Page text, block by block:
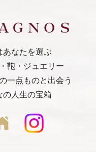
あなたを選ぶ
鞄・ジュエリー
一点ものと出会う
の人生の宝箱